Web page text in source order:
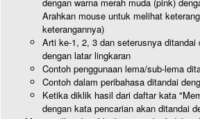
Arahkan mouse untuk melihat
keterangannya)
Arti ke-1, 2, 3 dan seterusnya ditandai
dengan latar lingkaran
Contoh penggunaan lema/sub-lema
Contoh dalam peribahasa ditandai
Ketika diklik hasil dari daftar kata
dengan kata pencarian akan ditandai